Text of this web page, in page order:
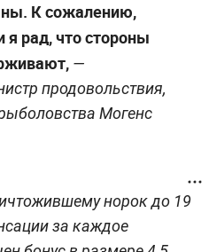
К сожалению,
рад, что стороны
—
продовольствия,
Могенс
норок до 19
за каждое